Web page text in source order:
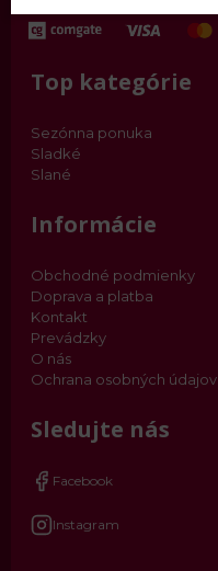
Top kategórie
Sezónna ponuka
Sladké
Slané
Informácie
Obchodné podmienky
Doprava a platba
Kontakt
Prevádzky
O nás
Ochrana osobných údajov
Sledujte nás
Facebook
Instagram